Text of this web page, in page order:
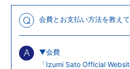
DISCOGRAPHY
PORTFOLIO
Q 会費とお支払い方法を教えて
A
▼会費
「Izumi Sato Official